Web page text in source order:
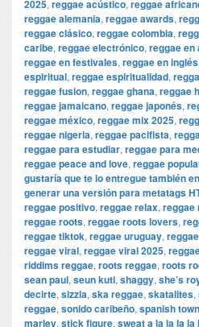
2025, reggae acústico, reggae
reggae alemania, reggae awards,
reggae clásico, reggae colombia,
caribe, reggae electrónico, reggae en
reggae en festivales, reggae en inglés
espiritual, reggae espiritualidad,
reggae fusion, reggae ghana, reggae
reggae jamaicano, reggae japonés,
reggae méxico, reggae mix 2025,
reggae nigeria, reggae pacifista,
reggae para estudiar, reggae para
reggae peace and love, reggae
gustaría que te lo entregue también
generar una versión para metatags
reggae positivo, reggae relax, reggae
reggae roots, reggae roots lovers,
reggae tiktok, reggae uruguay,
reggae viral, reggae viral 2025,
riddims reggae, roots reggae, roots
sean paul, seun kuti, shaggy, she’s
decirte, sizzla, ska reggae, skatalites,
reggae, sonido caribeño, spanish
marley, stick figure, sweat a la la la la